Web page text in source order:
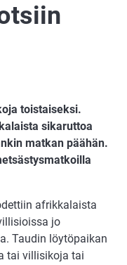
toistaiseksi.
sikaruttoa
matkan päähän.
afrikkalaista
jo
Taudin löytöpaikan
tai villisikoja tai